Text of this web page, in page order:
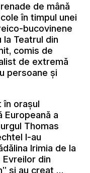
de mână
în timpul unei
bucovinene
la Teatrul din
comis de
de extremă
persoane și
în orașul
Europeană a
Thomas
l-au
Irimia de la
din
și au creat …